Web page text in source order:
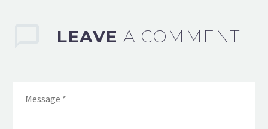
LEAVE A COMMENT